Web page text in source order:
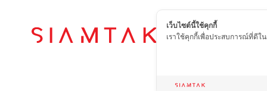
เว็บไซต์นี้ใช้คุกกี้
เราใช้คุกกี้เพื่อประสบการณ์ที่ดีใ